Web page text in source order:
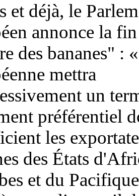
et déjà, le
annonce la
des bananes" :
mettra
un
préférentiel
les
des États
et du Pacifique